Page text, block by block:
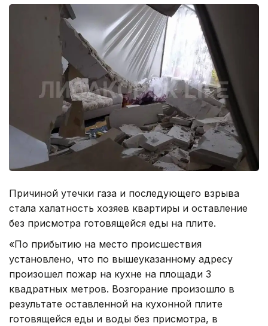
Причиной утечки газа и последующего взрыва
стала халатность хозяев квартиры и оставление
без присмотра готовящейся еды на плите.
«По прибытию на место происшествия
установлено, что по вышеуказанному адресу
произошел пожар на кухне на площади 3
квадратных метров. Возгорание произошло в
результате оставленной на кухонной плите
готовящейся еды и воды без присмотра, в